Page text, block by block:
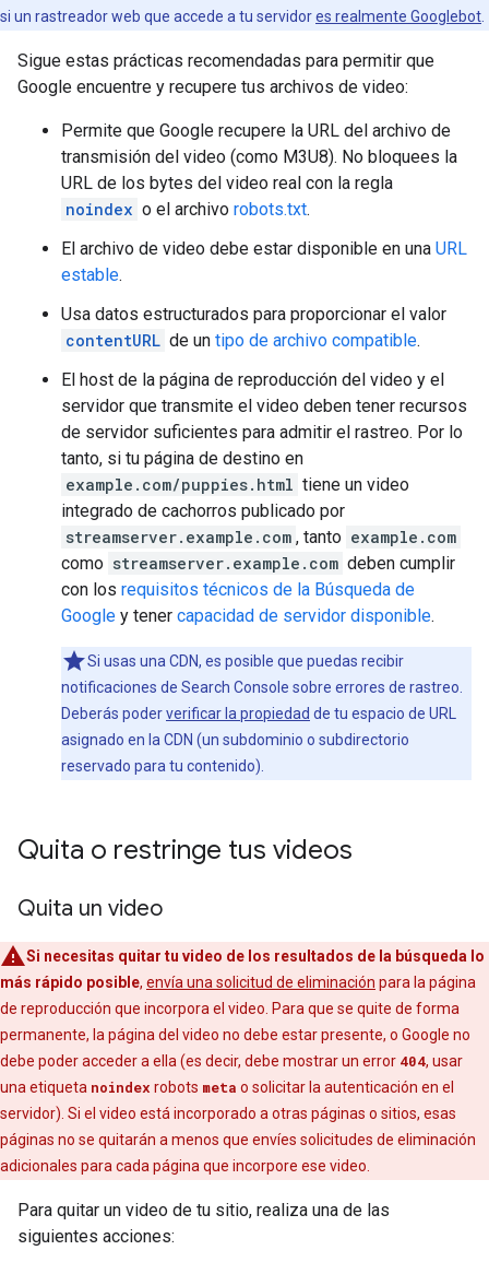
si un rastreador web que accede a tu servidores realmente Googlebot
Sigue estas prácticas recomendadas para permitir que
Google encuentre y recupere tus archivos de video:
Permite que Google recupere la URL del archivo de
transmisión del video (como M3U8). No bloquees la
URL de los bytes del video real con la regla
noindex o el archivo robots.txt.
El archivo de video debe estar disponible en una URL
estable.
Usa datos estructurados para proporcionar el valor
contentURL de un tipo de archivo compatible.
El host de la página de reproducción del video y el
servidor que transmite el video deben tener recursos
de servidor suficientes para admitir el rastreo. Por lo
tanto, si tu página de destino en
example.com/puppies.html tiene un video
integrado de cachorros publicado por
streamserver.example.com , tanto example.com
como streamserver.example.com deben cumplir
con los requisitos técnicos de la Búsqueda de
Google y tener capacidad de servidor disponible.
Si usas una CDN, es posible que puedas recibir
notificaciones de Search Console sobre errores de rastreo.
Deberás poderverificar la propiedad de tu espacio de URL
asignado en la CDN (un subdominio o subdirectorio
reservado para tu contenido).
Quita o restringe tus videos
Quita un video
Si necesitas quitar tu video de los resultados de la búsqueda lo
más rápido posible, envía una solicitud de eliminación para la página
de reproducción que incorpora el video. Para que se quite de forma
permanente, la página del video no debe estar presente, o Google no
debe poder acceder a ella (es decir, debe mostrar un error 404, usar
una etiqueta noindex robots meta o solicitar la autenticación en el
servidor). Si el video está incorporado a otras páginas o sitios, esas
páginas no se quitarán a menos que envíes solicitudes de eliminación
adicionales para cada página que incorpore ese video.
Para quitar un video de tu sitio, realiza una de las
siguientes acciones: